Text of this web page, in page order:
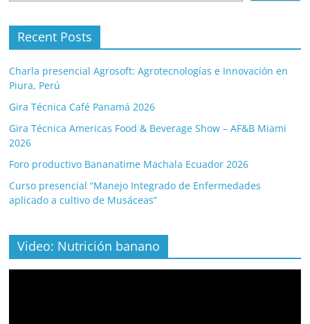
Recent Posts
Charla presencial Agrosoft: Agrotecnologías e Innovación en
Piura, Perú
Gira Técnica Café Panamá 2026
Gira Técnica Americas Food & Beverage Show – AF&B Miami
2026
Foro productivo Bananatime Machala Ecuador 2026
Curso presencial “Manejo Integrado de Enfermedades
aplicado a cultivo de Musáceas”
Video: Nutrición banano